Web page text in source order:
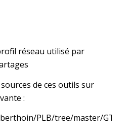
réseau utilisé par
de ces outils sur
:
PLB/tree/master/